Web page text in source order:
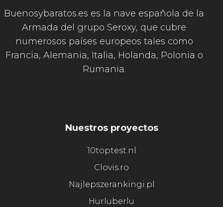
Buenosybaratos.es es la nave española de la
Armada del grupo Seroxy, que cubre
numerosos países europeos tales como
Francia, Alemania, Italia, Holanda, Polonia o
Rumania.
Nuestros proyectos
10toptest.nl
Clovis.ro
Najlepszerankingi.pl
Hurluberlu